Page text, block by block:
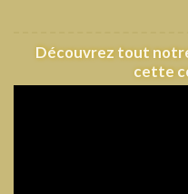
Découvrez tout
cette